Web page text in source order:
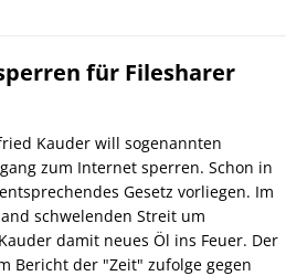
für Filesharer
Kauder will sogenannten
zum Internet sperren. Schon in
Gesetz vorliegen. Im
schwelenden Streit um
damit neues Öl ins Feuer. Der
Bericht der "Zeit" zufolge gegen